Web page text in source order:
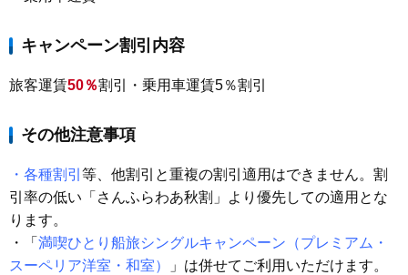
キャンペーン割引内容
旅客運賃50％割引 ・乗用車運賃5％割引
その他注意事項
・ 各種割引 等、他割引と重複の割引適用はできません。 割
引率の低い「さんふらわあ秋割」より優先しての適用とな
ります。
・
「 満喫ひとり船旅シングルキャンペーン（プレミアム・
スーペリア洋室・和室）
」は併せてご利用いただけます。